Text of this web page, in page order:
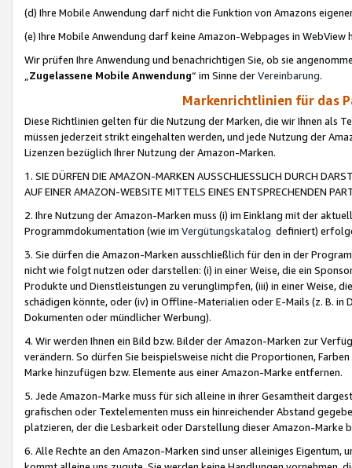
(d) Ihre Mobile Anwendung darf nicht die Funktion von Amazons
(e) Ihre Mobile Anwendung darf keine Amazon-Webpages in WebView
Wir prüfen Ihre Anwendung und benachrichtigen Sie, ob sie
„Zugelassene Mobile Anwendung“ im Sinne derVereinbarung.
Markenrichtlinien für das
Diese Richtlinien gelten für die Nutzung der Marken, die wir Ihnen als
müssen jederzeit strikt eingehalten werden, und jede Nutzung der
Lizenzen bezüglich Ihrer Nutzung der Amazon-Marken.
1. SIE DÜRFEN DIE AMAZON-MARKEN AUSSCHLIESSLICH DURCH
AUF EINER AMAZON-WEBSITE MITTELS EINES ENTSPRECHENDEN
2. Ihre Nutzung der Amazon-Marken muss (i) im Einklang mit der
Programmdokumentation (wie im Vergütungskatalog definiert)
3. Sie dürfen die Amazon-Marken ausschließlich für den in der
nicht wie folgt nutzen oder darstellen: (i) in einer Weise, die ein
Produkte und Dienstleistungen zu verunglimpfen, (iii) in einer Weise,
schädigen könnte, oder (iv) in Offline-Materialien oder E-Mails (z. B. in
Dokumenten oder mündlicher Werbung).
4. Wir werden Ihnen ein Bild bzw. Bilder der Amazon-Marken zur
verändern. So dürfen Sie beispielsweise nicht die Proportionen,
Marke hinzufügen bzw. Elemente aus einer Amazon-Marke entfernen.
5. Jede Amazon-Marke muss für sich alleine in ihrer Gesamtheit
grafischen oder Textelementen muss ein hinreichender Abstand
platzieren, der die Lesbarkeit oder Darstellung dieser Amazon-Marke
6. Alle Rechte an den Amazon-Marken sind unser alleiniges